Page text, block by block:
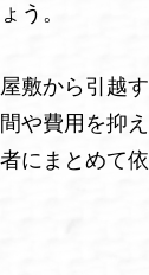
う。
敷から引越
や費用を抑え
にまとめて